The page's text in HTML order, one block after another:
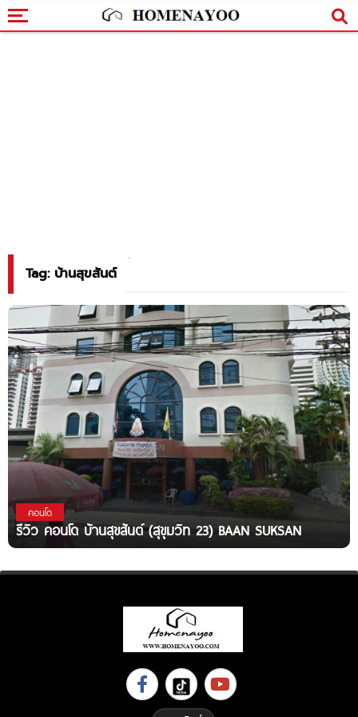
Tag: บ้านสุขสันต์
คอนโด
รีวิว คอนโด บ้านสุขสันต์ (สุขุมวิท 23) BAAN SUKSAN